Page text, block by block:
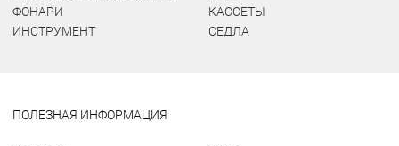
ФОНАРИ
ИНСТРУМЕНТ
КАССЕТЫ
СЕДЛА
ПОЛЕЗНАЯ ИНФОРМАЦИЯ